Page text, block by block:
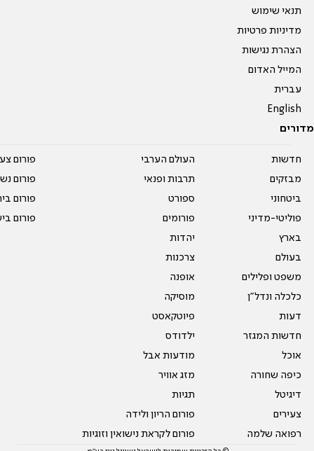
תנאי שימוש
מדיניות פרטיות
הצהרת נגישות
המייל האדום
עברית
English
מדורים
חדשות
מבזקים
ביטחוני
פוליטי-מדיני
בארץ
בעולם
משפט ופלילים
כלכלה ונדל"ן
דעות
חדשות המגזר
אוכל
כיפה שחורה
דיגיטל
צעירים
רפואה שלמה
העולם הערבי
תרבות ופנאי
ספורט
פורומים
יהדות
צרכנות
אופנה
מוסיקה
פיוטקאסט
ילדודס
מודעות אבל
מזג אוויר
תגיות
פורום הריון ולידה
פורום לקראת נישואין וזוגיות
פורום
פורום
פורום
פורום